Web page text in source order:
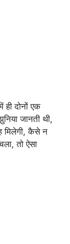
दोनों एक
जानती थी,
मिलेगी, कैसे न
तो ऐसा